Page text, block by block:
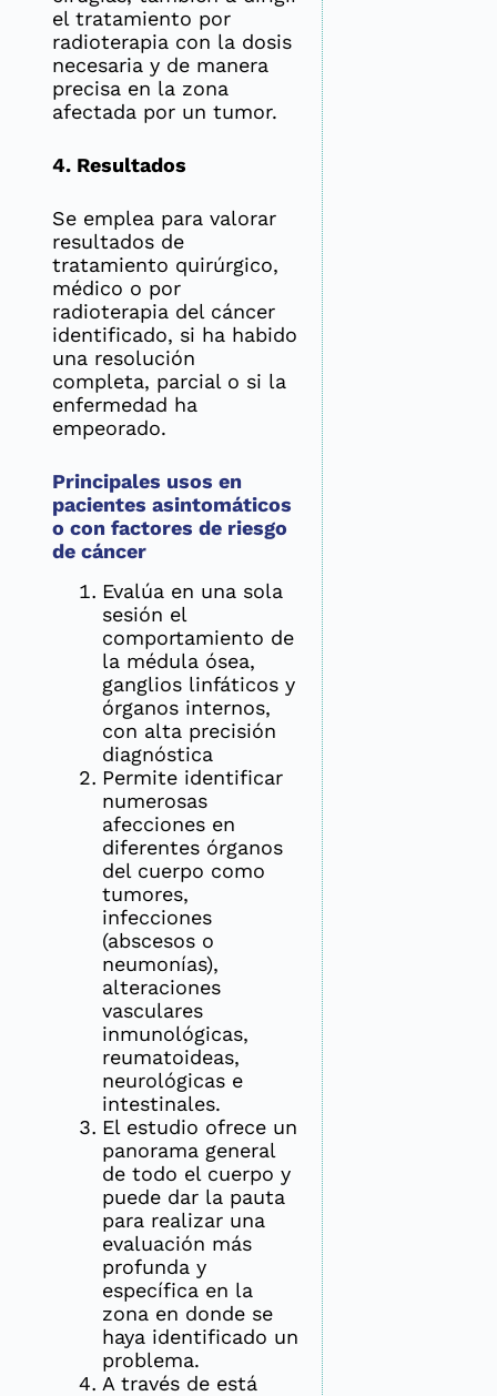
el tratamiento por
radioterapia con la dosis
necesaria y de manera
precisa en la zona
afectada por un tumor.
4. Resultados
Se emplea para valorar
resultados de
tratamiento quirúrgico,
médico o por
radioterapia del cáncer
identificado, si ha habido
una resolución
completa, parcial o si la
enfermedad ha
empeorado.
Principales usos en
pacientes asintomáticos
o con factores de riesgo
de cáncer
Evalúa en una sola
sesión el
comportamiento de
la médula ósea,
ganglios linfáticos y
órganos internos,
con alta precisión
diagnóstica
Permite identificar
numerosas
afecciones en
diferentes órganos
del cuerpo como
tumores,
infecciones
(abscesos o
neumonías),
alteraciones
vasculares
inmunológicas,
reumatoideas,
neurológicas e
intestinales.
El estudio ofrece un
panorama general
de todo el cuerpo y
puede dar la pauta
para realizar una
evaluación más
profunda y
específica en la
zona en donde se
haya identificado un
problema.
A través de está